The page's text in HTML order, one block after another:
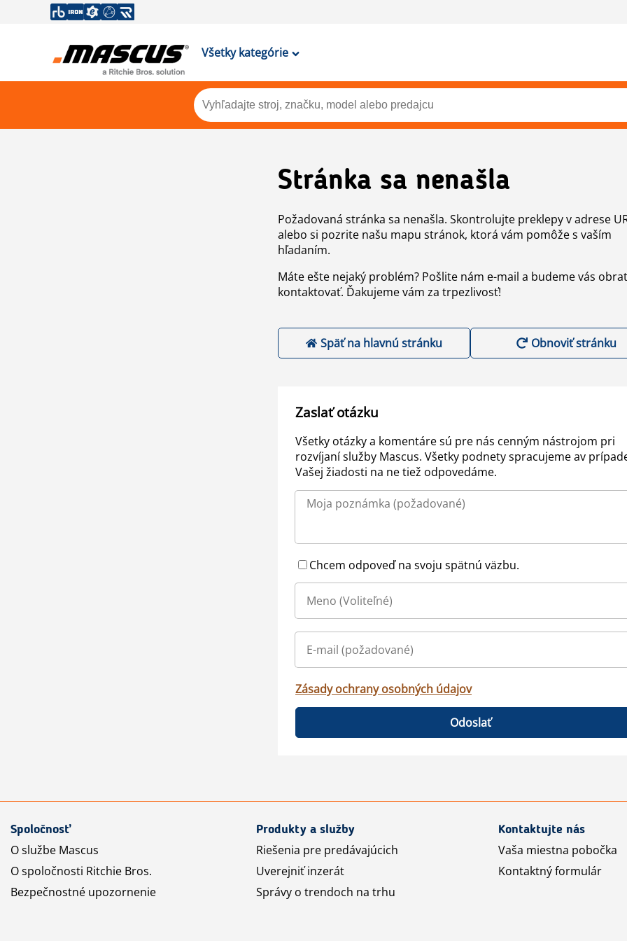
Všetky kategórie
Stránka sa nenašla
Požadovaná stránka sa nenašla. Skontrolujte preklepy v adrese
alebo si pozrite našu mapu stránok, ktorá vám pomôže s vaším
hľadaním.
Máte ešte nejaký problém? Pošlite nám e-mail a budeme vás
kontaktovať. Ďakujeme vám za trpezlivosť!
Späť na hlavnú stránku Obnoviť stránku
Zaslať otázku
Všetky otázky a komentáre sú pre nás cenným nástrojom pri
rozvíjaní služby Mascus. Všetky podnety spracujeme av
Vašej žiadosti na ne tiež odpovedáme.
Chcem odpoveď na svoju spätnú väzbu.
Zásady ochrany osobných údajov
Odoslať
Spoločnosť
O službe Mascus
O spoločnosti Ritchie Bros.
Bezpečnostné upozornenie
Produkty a služby
Riešenia pre predávajúcich
Uverejniť inzerát
Správy o trendoch na trhu
Kontaktujte nás
Vaša miestna pobočka
Kontaktný formulár